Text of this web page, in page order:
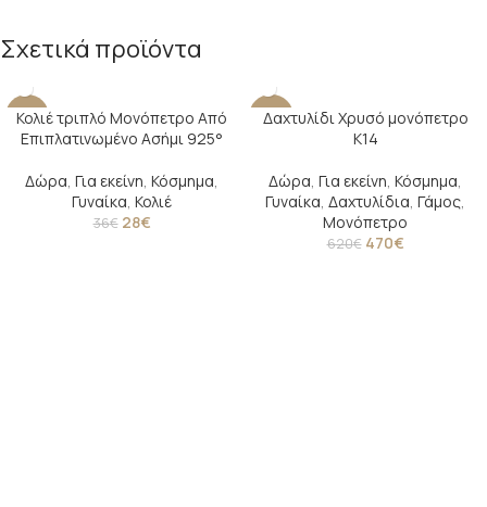
Σχετικά προϊόντα
-22%
Κολιέ τριπλό Μονόπετρο Από
Επιπλατινωμένο Ασήμι 925°
Δώρα, Για εκείνη, Κόσμημα,
Γυναίκα, Κολιέ
36€ 28€
-24%
Δαχτυλίδι Χρυσό μονόπετρο
Κ14
Δώρα, Για εκείνη, Κόσμημα,
Γυναίκα, Δαχτυλίδια, Γάμος,
Μονόπετρο
620€ 470€